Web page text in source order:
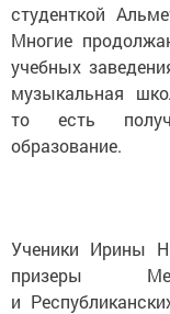
студенткой
Многие
учебных
музыкальная
то есть
образование.
Ученики Ирины
призеры
и